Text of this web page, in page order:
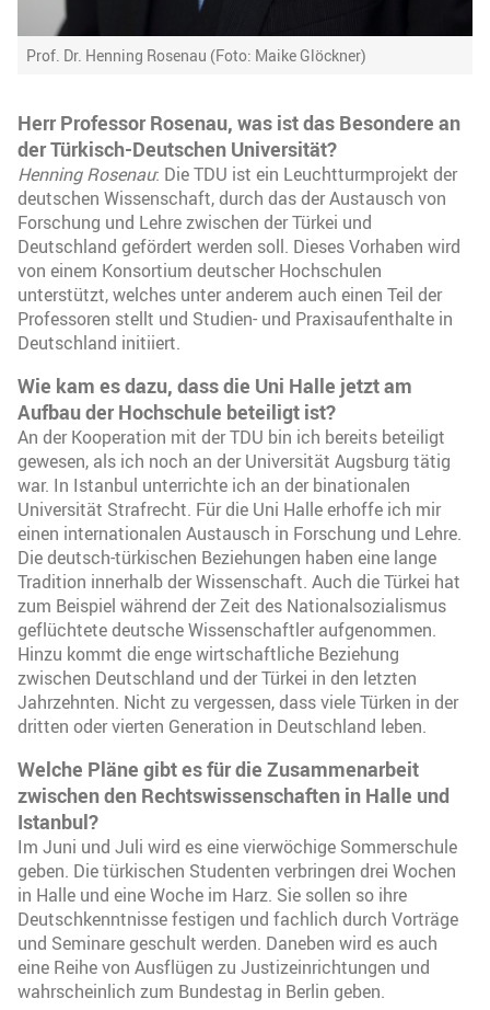
Prof. Dr. Henning Rosenau (Foto: Maike Glöckner)
Herr Professor Rosenau, was ist das Besondere an
der Türkisch-Deutschen Universität?
Henning Rosenau: Die TDU ist ein Leuchtturmprojekt der
deutschen Wissenschaft, durch das der Austausch von
Forschung und Lehre zwischen der Türkei und
Deutschland gefördert werden soll. Dieses Vorhaben wird
von einem Konsortium deutscher Hochschulen
unterstützt, welches unter anderem auch einen Teil der
Professoren stellt und Studien- und Praxisaufenthalte in
Deutschland initiiert.
Wie kam es dazu, dass die Uni Halle jetzt am
Aufbau der Hochschule beteiligt ist?
An der Kooperation mit der TDU bin ich bereits beteiligt
gewesen, als ich noch an der Universität Augsburg tätig
war. In Istanbul unterrichte ich an der binationalen
Universität Strafrecht. Für die Uni Halle erhoffe ich mir
einen internationalen Austausch in Forschung und Lehre.
Die deutsch-türkischen Beziehungen haben eine lange
Tradition innerhalb der Wissenschaft. Auch die Türkei hat
zum Beispiel während der Zeit des Nationalsozialismus
geflüchtete deutsche Wissenschaftler aufgenommen.
Hinzu kommt die enge wirtschaftliche Beziehung
zwischen Deutschland und der Türkei in den letzten
Jahrzehnten. Nicht zu vergessen, dass viele Türken in der
dritten oder vierten Generation in Deutschland leben.
Welche Pläne gibt es für die Zusammenarbeit
zwischen den Rechtswissenschaften in Halle und
Istanbul?
Im Juni und Juli wird es eine vierwöchige Sommerschule
geben. Die türkischen Studenten verbringen drei Wochen
in Halle und eine Woche im Harz. Sie sollen so ihre
Deutschkenntnisse festigen und fachlich durch Vorträge
und Seminare geschult werden. Daneben wird es auch
eine Reihe von Ausflügen zu Justizeinrichtungen und
wahrscheinlich zum Bundestag in Berlin geben.